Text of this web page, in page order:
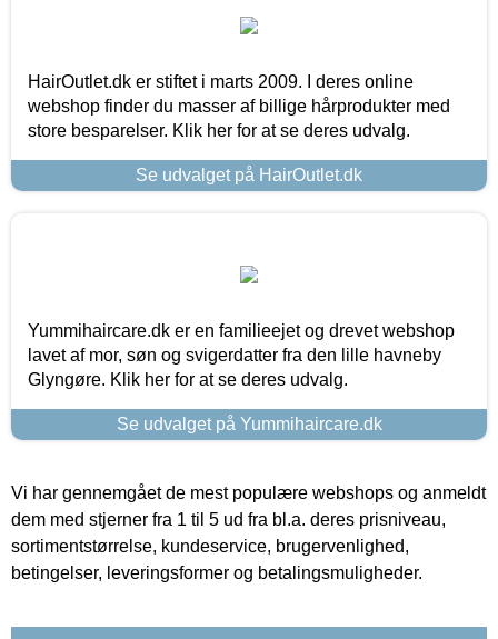
HairOutlet.dk er stiftet i marts 2009. I deres online
webshop finder du masser af billige hårprodukter med
store besparelser. Klik her for at se deres udvalg.
Se udvalget på HairOutlet.dk
Yummihaircare.dk er en familieejet og drevet webshop
lavet af mor, søn og svigerdatter fra den lille havneby
Glyngøre. Klik her for at se deres udvalg.
Se udvalget på Yummihaircare.dk
Vi har gennemgået de mest populære webshops og anmeldt
dem med stjerner fra 1 til 5 ud fra bl.a. deres prisniveau,
sortimentstørrelse, kundeservice, brugervenlighed,
betingelser, leveringsformer og betalingsmuligheder.